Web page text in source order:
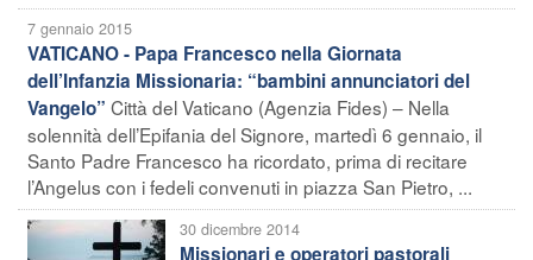
7 gennaio 2015
VATICANO - Papa Francesco nella Giornata
dell’Infanzia Missionaria: “bambini annunciatori del
Vangelo” Città del Vaticano (Agenzia Fides) – Nella
solennità dell’Epifania del Signore, martedì 6 gennaio, il
Santo Padre Francesco ha ricordato, prima di recitare
l’Angelus con i fedeli convenuti in piazza San Pietro, ...
30 dicembre 2014
Missionari e operatori pastorali